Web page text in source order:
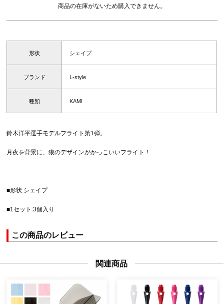
商品の在庫がないため購入できません。
形状 シェイプ
ブランド L-style
種類 KAMI
鈴木洋平選手モデルフライト第1弾。
月夜を背景に、狼のデザインがかっこいいフライト！
■形状:シェイプ
■1セット:3個入り
この商品のレビュー
関連商品